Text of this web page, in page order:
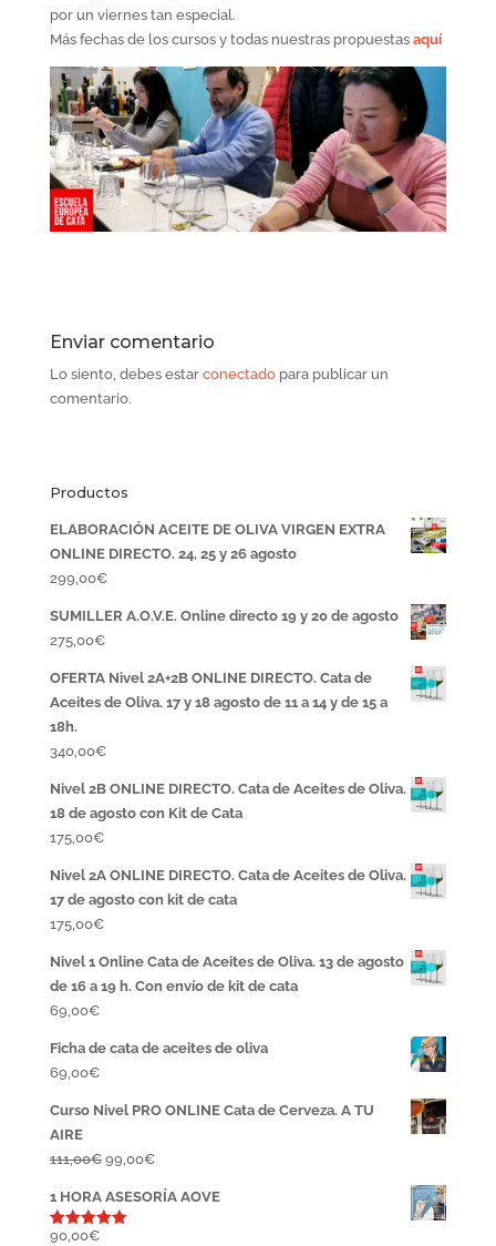
por un viernes tan especial.
Más fechas de los cursos y todas nuestras propuestas aquí
Enviar comentario
Lo siento, debes estar conectadopara publicar un
comentario.
Productos
ELABORACIÓN ACEITE DE OLIVA VIRGEN EXTRA
ONLINE DIRECTO. 24, 25 y 26 agosto
299,00€
SUMILLER A.O.V.E. Online directo 19 y 20 de agosto
275,00€
OFERTA Nivel 2A+2B ONLINE DIRECTO. Cata de
Aceites de Oliva. 17 y 18 agosto de 11 a 14 y de 15 a
18h.
340,00€
Nivel 2B ONLINE DIRECTO. Cata de Aceites de Oliva.
18 de agosto con Kit de Cata
175,00€
Nivel 2A ONLINE DIRECTO. Cata de Aceites de Oliva.
17 de agosto con kit de cata
175,00€
Nivel 1 Online Cata de Aceites de Oliva. 13 de agosto
de 16 a 19 h. Con envío de kit de cata
69,00€
Ficha de cata de aceites de oliva
69,00€
Curso Nivel PRO ONLINE Cata de Cerveza. A TU
AIRE
111,00€ El
original
99,00€El
actual
1 HORA ASESORÍA AOVE
Valorado
90,00€